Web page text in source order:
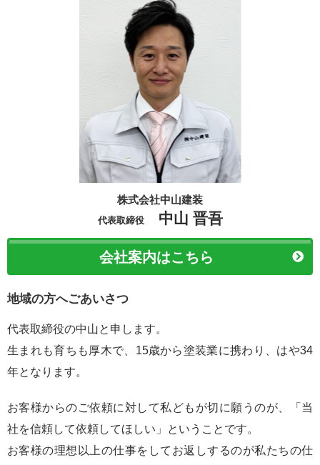
株式会社中山建装
代表取締役 中山 晋吾
会社案内はこちら
地域の方へごあいさつ
代表取締役の中山と申します。
生まれも育ちも厚木で、15歳から塗装業に携わり、はや34
年となります。
お客様からのご依頼に対して私どもが切に願うのが、「当
社を信頼して依頼してほしい」ということです。
お客様の理想以上の仕事をしてお返しするのが私たちの仕